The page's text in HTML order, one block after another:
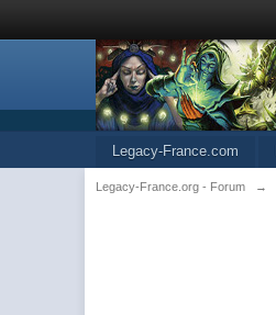
Legacy-France.com
Legacy-France.org - Forum →